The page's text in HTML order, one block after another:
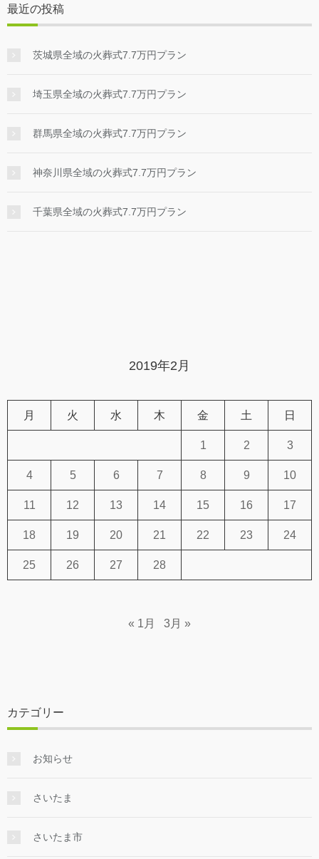
最近の投稿
茨城県全域の火葬式7.7万円プラン
埼玉県全域の火葬式7.7万円プラン
群馬県全域の火葬式7.7万円プラン
神奈川県全域の火葬式7.7万円プラン
千葉県全域の火葬式7.7万円プラン
2019年2月
月 火 水 木 金 土 日
1 2 3
4 5 6 7 8 9 10
11 12 13 14 15 16 17
18 19 20 21 22 23 24
25 26 27 28
« 1月 3月 »
カテゴリー
お知らせ
さいたま
さいたま市